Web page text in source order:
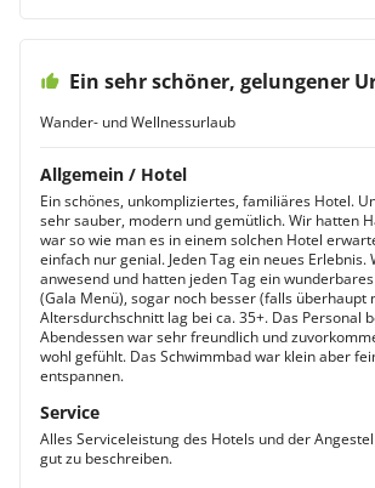
Ein sehr schöner, gelungener
Wander- und Wellnessurlaub
Allgemein / Hotel
Ein schönes, unkompliziertes, familiäres Hotel.
sehr sauber, modern und gemütlich. Wir hatten
war so wie man es in einem solchen Hotel
einfach nur genial. Jeden Tag ein neues Erlebnis.
anwesend und hatten jeden Tag ein
(Gala Menü), sogar noch besser (falls überhaupt
Altersdurchschnitt lag bei ca. 35+. Das Personal
Abendessen war sehr freundlich und
wohl gefühlt. Das Schwimmbad war klein aber
entspannen.
Service
Alles Serviceleistung des Hotels und der
gut zu beschreiben.